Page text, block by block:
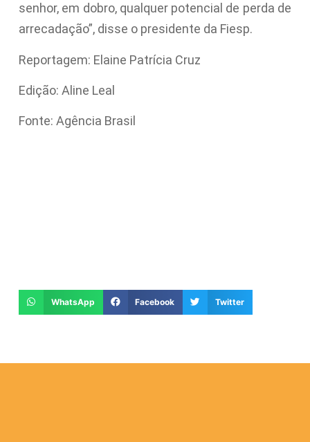
senhor, em dobro, qualquer potencial de perda de
arrecadação”, disse o presidente da Fiesp.
Reportagem: Elaine Patrícia Cruz
Edição: Aline Leal
Fonte: Agência Brasil
WhatsApp Facebook Twitter